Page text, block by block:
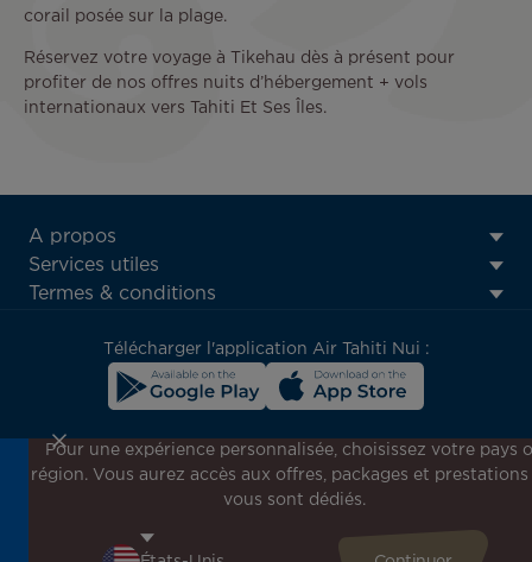
corail posée sur la plage.
Réservez votre voyage à Tikehau dès à présent pour
profiter de nos offres nuits d’hébergement + vols
internationaux vers Tahiti Et Ses Îles.
ATN:
Footer
menu
A propos
Services utiles
Termes & conditions
Télécharger l'application Air Tahiti Nui :
Inscrivez-vous à notre newsletter !
Recevez en avant-première toutes nos offres spéciales et
l'inspiration pour votre prochain voyage !
Pour une expérience personnalisée, choisissez votre pays
région. Vous aurez accès aux offres, packages et prestations
vous sont dédiés.